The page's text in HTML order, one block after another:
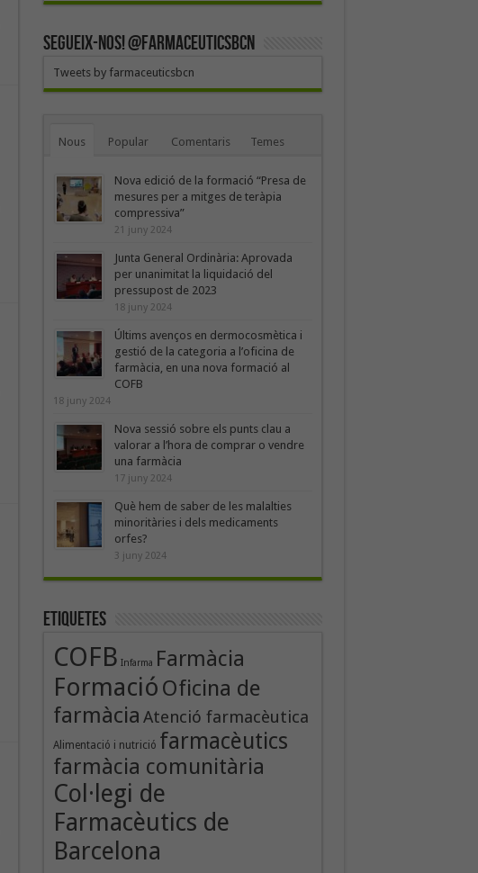
SEGUEIX-NOS! @farmaceuticsbcn
Tweets by farmaceuticsbcn
Nous Popular Comentaris Temes
Nova edició de la formació “Presa de
mesures per a mitges de teràpia
compressiva”
21 juny 2024
Junta General Ordinària: Aprovada
per unanimitat la liquidació del
pressupost de 2023
18 juny 2024
Últims avenços en dermocosmètica i
gestió de la categoria a l’oficina de
farmàcia, en una nova formació al
COFB
18 juny 2024
Nova sessió sobre els punts clau a
valorar a l’hora de comprar o vendre
una farmàcia
17 juny 2024
Què hem de saber de les malalties
minoritàries i dels medicaments
orfes?
3 juny 2024
Etiquetes
COFB Infarma Farmàcia
Formació Oficina de
farmàcia Atenció farmacèutica
Alimentació i nutrició farmacèutics
farmàcia comunitària
Col·legi de
Farmacèutics de
Barcelona